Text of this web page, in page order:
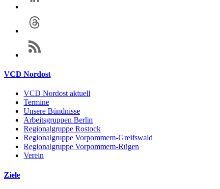
VCD Nordost
VCD Nordost aktuell
Termine
Unsere Bündnisse
Arbeitsgruppen Berlin
Regionalgruppe Rostock
Regionalgruppe Vorpommern-Greifswald
Regionalgruppe Vorpommern-Rügen
Verein
Ziele